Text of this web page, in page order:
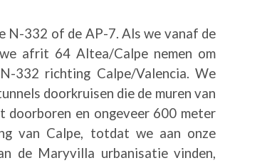
N-332 of de AP-7. Als we vanaf de
afrit 64 Altea/Calpe nemen om
332 richting Calpe/Valencia. We
doorkruisen die de muren van
doorboren en ongeveer 600 meter
van Calpe, totdat we aan onze
de Maryvilla urbanisatie vinden,